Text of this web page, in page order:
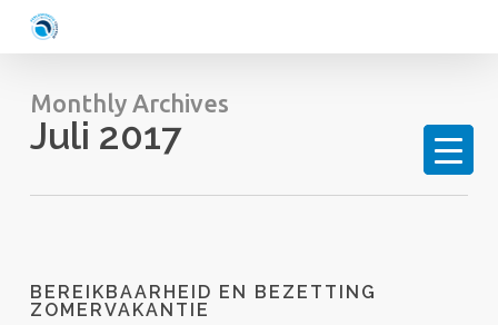
main
Monthly Archives
Juli 2017
bezetting
BEREIKBAARHEID EN BEZETTING
ZOMERVAKANTIE